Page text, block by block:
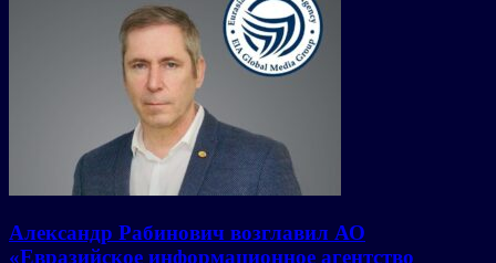
Александр Рабинович возглавил АО
«Евразийское информационное агентство